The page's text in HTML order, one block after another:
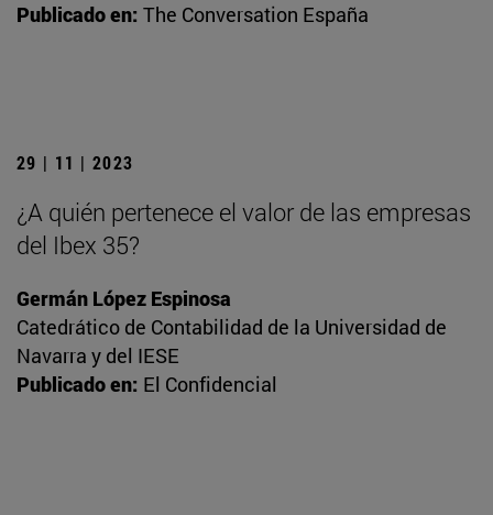
Publicado en: The Conversation España
29 | 11 | 2023
¿A quién pertenece el valor de las empresas
del Ibex 35?
Germán López Espinosa
Catedrático de Contabilidad de la Universidad de
Navarra y del IESE
Publicado en: El Confidencial